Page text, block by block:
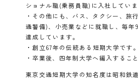
ショナル職(乗務員職)に入社していま
・その他にも、バス、タクシー、旅
通警備)、小売業などに就職し、毎年
達成しています。
・創立67年の伝統ある短期大学です。
・卒業後、四年制大学へ編入するこ
東京交通短期大学の知名度は昭和鉄